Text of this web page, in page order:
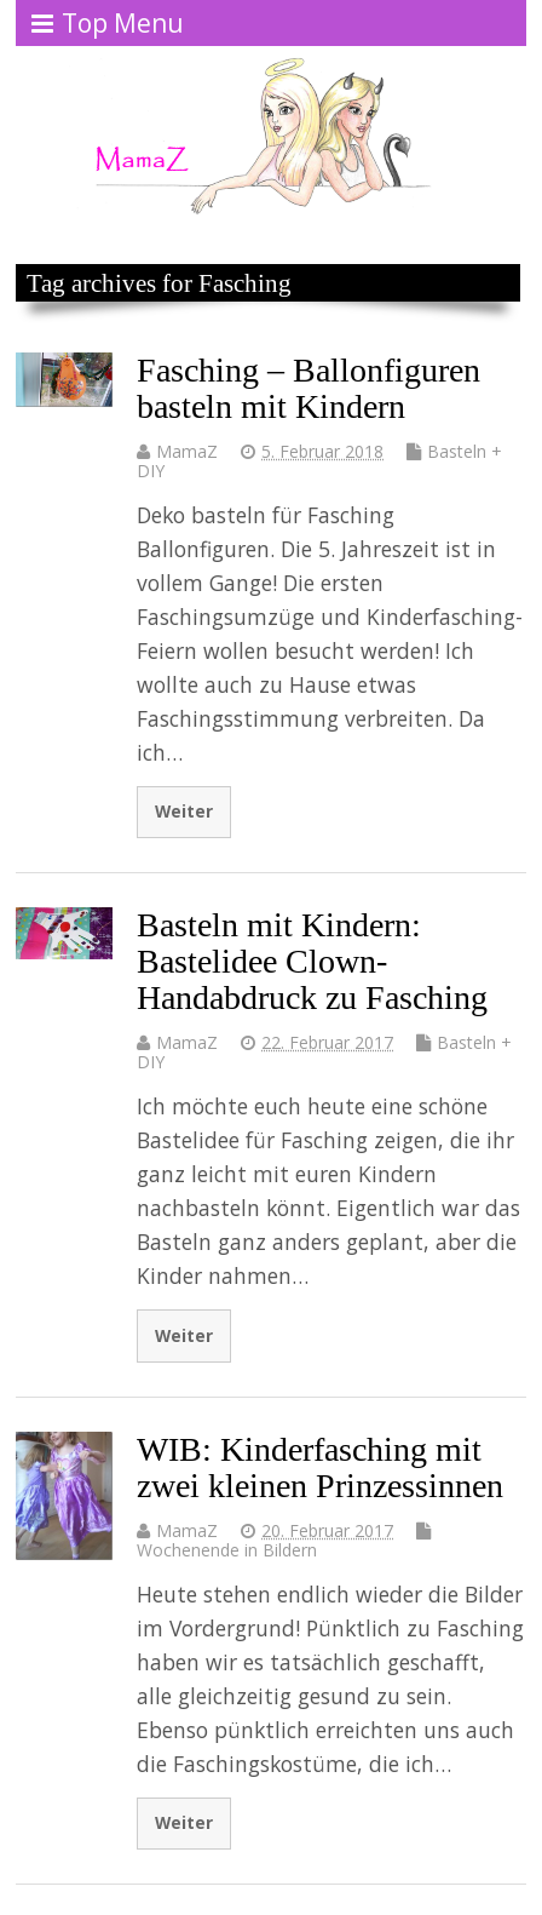
Top Menu
Tag archives for Fasching
Fasching – Ballonfiguren
basteln mit Kindern
MamaZ 5. Februar 2018
Basteln +
DIY
Deko basteln für Fasching
Ballonfiguren. Die 5. Jahreszeit ist in
vollem Gange! Die ersten
Faschingsumzüge und Kinderfasching-
Feiern wollen besucht werden! Ich
wollte auch zu Hause etwas
Faschingsstimmung verbreiten. Da
ich…
Weiter
Basteln mit Kindern:
Bastelidee Clown-
Handabdruck zu Fasching
MamaZ 22. Februar 2017
Basteln +
DIY
Ich möchte euch heute eine schöne
Bastelidee für Fasching zeigen, die ihr
ganz leicht mit euren Kindern
nachbasteln könnt. Eigentlich war das
Basteln ganz anders geplant, aber die
Kinder nahmen…
Weiter
WIB: Kinderfasching mit
zwei kleinen Prinzessinnen
MamaZ
20. Februar 2017
Wochenende in Bildern
Heute stehen endlich wieder die Bilder
im Vordergrund! Pünktlich zu Fasching
haben wir es tatsächlich geschafft,
alle gleichzeitig gesund zu sein.
Ebenso pünktlich erreichten uns auch
die Faschingskostüme, die ich…
Weiter